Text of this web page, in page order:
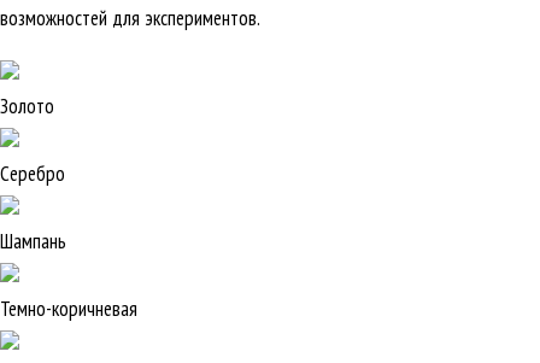
возможностей для экспериментов.
Золото
Серебро
Шампань
Темно-коричневая